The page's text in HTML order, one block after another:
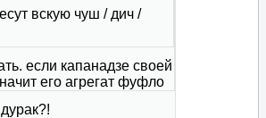
вскую чуш / дич /
если капанадзе своей
его агрегат фуфло